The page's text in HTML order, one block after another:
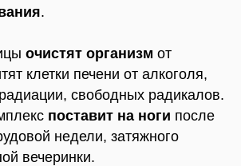
.
очистят организм от
клетки печени от алкоголя,
свободных радикалов.
поставит на ноги после
недели, затяжного
вечеринки.